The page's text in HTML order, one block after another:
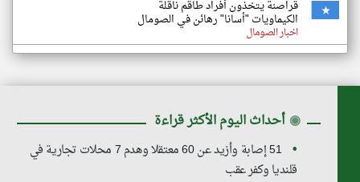
قراصنة يتخذون أفراد طاقم ناقلة
الكيماويات "أسانا" رهائن في الصومال
اخبار الصومال
◉ أحداث اليوم الأكثر قراءة
51 إصابة وأزيد عن 60 معتقلا وهدم 7 محلات تجارية في
قلنديا وكفر عقب